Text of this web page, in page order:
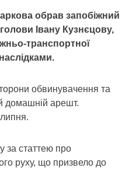
обрав запобіжний
Івану Кузнєцову,
транспортної
обвинувачення та
домашній арешт.
за статтею про
руху, що призвело до